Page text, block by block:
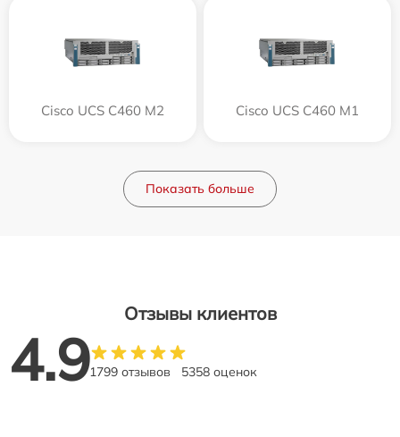
Cisco UCS C460 M2 Cisco UCS C460 M1
Показать больше
Отзывы клиентов
4.91799 отзывов 5358 оценок